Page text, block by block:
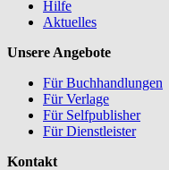
Hilfe
Aktuelles
Unsere Angebote
Für Buchhandlungen
Für Verlage
Für Selfpublisher
Für Dienstleister
Kontakt